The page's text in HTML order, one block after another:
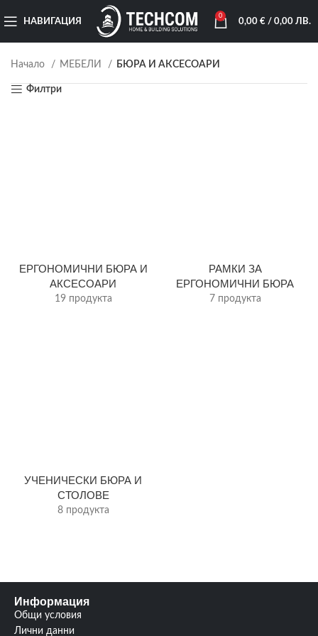
НАВИГАЦИЯ
0
0,00 €/ 0,00 ЛВ.
Начало МЕБЕЛИ БЮРА И АКСЕСОАРИ
Филтри
ЕРГОНОМИЧНИ БЮРА И
АКСЕСОАРИ
19 продукта
РАМКИ ЗА
ЕРГОНОМИЧНИ БЮРА
7 продукта
УЧЕНИЧЕСКИ БЮРА И
СТОЛОВЕ
8 продукта
Информация
Общи условия
Лични данни